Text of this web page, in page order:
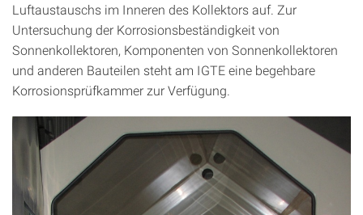
Luftaustauschs im Inneren des Kollektors auf. Zur
Untersuchung der Korrosionsbeständigkeit von
Sonnenkollektoren, Komponenten von Sonnenkollektoren
und anderen Bauteilen steht am IGTE eine begehbare
Korrosionsprüfkammer zur Verfügung.